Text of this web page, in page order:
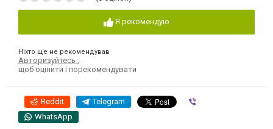
Я рекомендую
Ніхто ще не рекомендував
Авторизуйтесь
щоб оцінити і порекомендувати
Reddit Telegram
WhatsApp